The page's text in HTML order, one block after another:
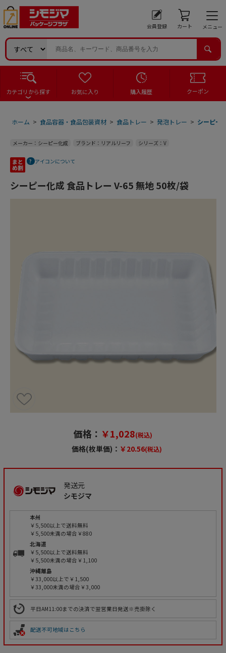
会員登録 カート メニュー
カテゴリから探す お気に入り 購入履歴 クーポン
ホーム > 食品容器・食品包装資材 > 食品トレー > 発泡トレー > シーピー
メーカー：シーピー化成 ブランド：リアルリーフ シリーズ：V
アイコンについて
シーピー化成 食品トレー V-65 無地 50枚/袋
価格： ￥1,028(税込)
価格(枚単価)： ￥20.56(税込)
発送元
シモジマ
本州
￥5,500以上で送料無料
￥5,500未満の場合￥880
北海道
￥5,500以上で送料無料
￥5,500未満の場合￥1,100
沖縄離島
￥33,000以上で￥1,500
￥33,000未満の場合￥3,000
平日AM11:00までの決済で翌営業日発送※売掛除く
配送不可地域はこちら